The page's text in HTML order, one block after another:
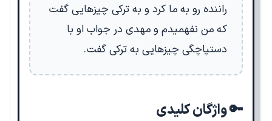
راننده رو به ما کرد و به ترکی چیزهایی گفت
که من نفهمیدم و مهدی در جواب او با
دستپاچگی چیزهایی به ترکی گفت.
🔑 واژگان کلیدی